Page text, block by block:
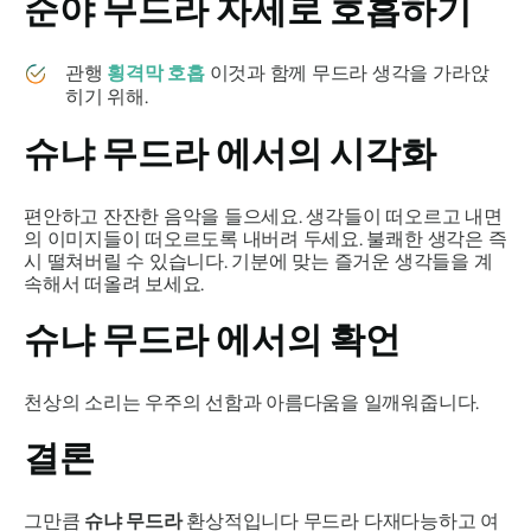
순야 무드라자세로 호흡하기
관행 횡격막 호흡이것과 함께 무드라 생각을 가라앉
히기 위해.
슈냐 무드라에서의 시각화
편안하고 잔잔한 음악을 들으세요. 생각들이 떠오르고 내면
의 이미지들이 떠오르도록 내버려 두세요. 불쾌한 생각은 즉
시 떨쳐버릴 수 있습니다. 기분에 맞는 즐거운 생각들을 계
속해서 떠올려 보세요.
슈냐 무드라에서의 확언
천상의 소리는 우주의 선함과 아름다움을 일깨워줍니다.
결론
그만큼 슈냐 무드라환상적입니다 무드라다재다능하고 여